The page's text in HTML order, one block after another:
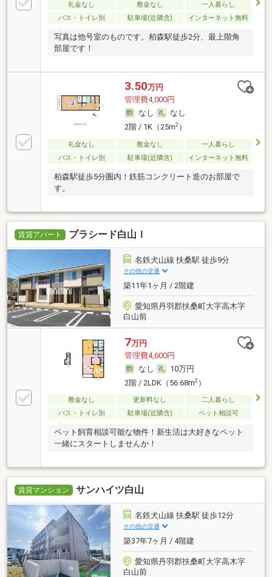
礼金なし 敷金なし
一人暮らし
バス・トイレ別
駐車場(近隣含) インターネット無料
写真は他号室のものです。柏森駅徒歩2分、最上階角
部屋です！
3.50万円
管理費4,000円
なし
なし
2階 / 1K（25m2）
礼金なし 敷金なし
一人暮らし
バス・トイレ別
駐車場(近隣含) インターネット無料
柏森駅徒歩5分圏内！鉄筋コンクリート造のお部屋で
す。
賃貸アパート プラシード白山Ｉ
名鉄犬山線 扶桑駅 徒歩9分
その他の交通
築11年1ヶ月 / 2階建
愛知県丹羽郡扶桑町大字高木字
白山前
7万円
管理費4,600円
なし
10万円
2階 / 2LDK（56.68m2）
敷金なし 更新料なし
二人暮らし
バス・トイレ別
駐車場(近隣含) ペット相談可
ペット飼育相談可能な物件！新生活は大好きなペット
一緒にスタートしませんか！
賃貸マンション サンハイツ白山
名鉄犬山線 扶桑駅 徒歩12分
その他の交通
築37年7ヶ月 / 4階建
愛知県丹羽郡扶桑町大字高木字
白山前